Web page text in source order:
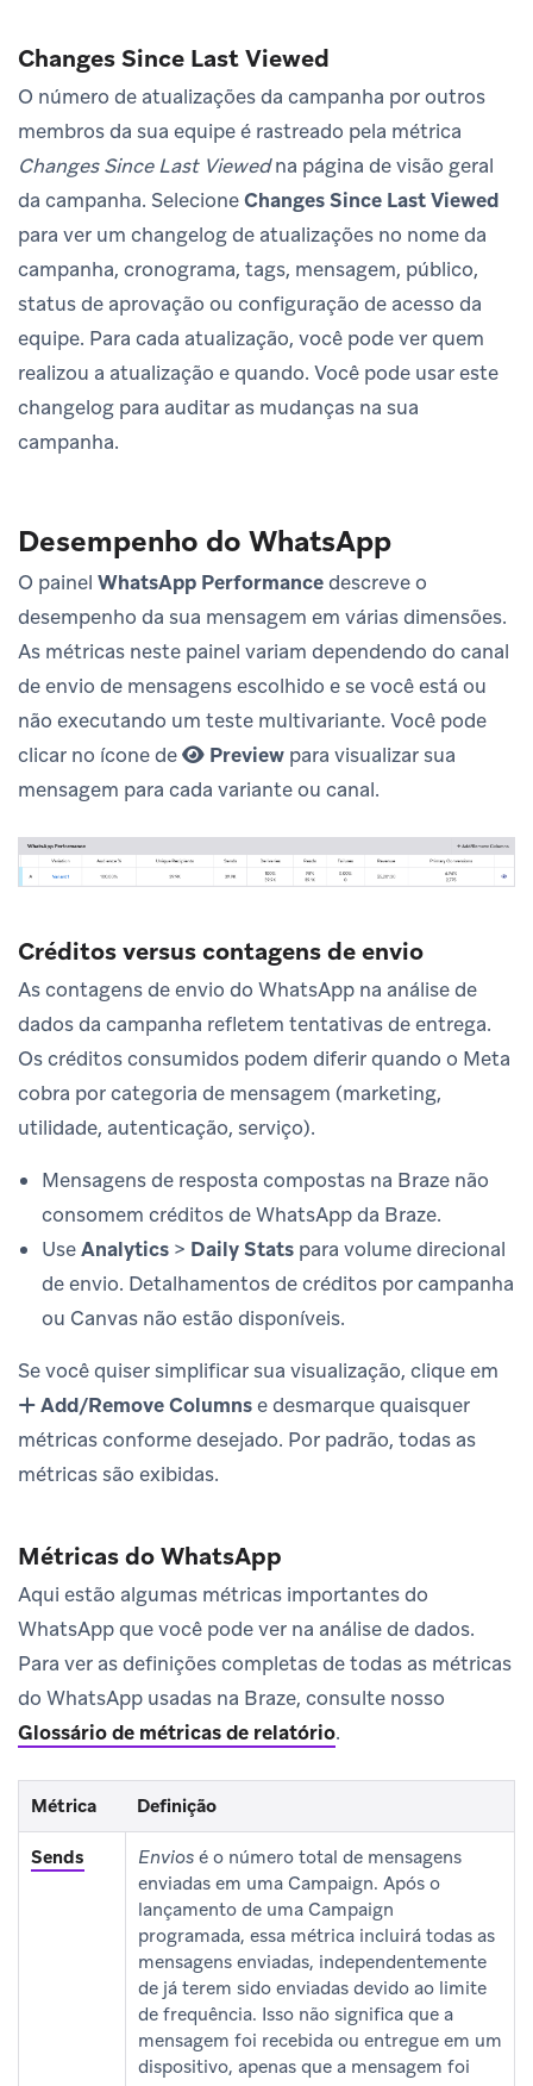
Changes Since Last Viewed
O número de atualizações da campanha por outros
membros da sua equipe é rastreado pela métrica
Changes Since Last Viewedna página de visão geral
da campanha. SelecioneChanges Since Last Viewed
para ver um changelog de atualizações no nome da
campanha, cronograma, tags, mensagem, público,
status de aprovação ou configuração de acesso da
equipe. Para cada atualização, você pode ver quem
realizou a atualização e quando. Você pode usar este
changelog para auditar as mudanças na sua
campanha.
Desempenho do WhatsApp
O painel WhatsApp Performancedescreve o
desempenho da sua mensagem em várias dimensões.
As métricas neste painel variam dependendo do canal
de envio de mensagens escolhido e se você está ou
não executando um teste multivariante. Você pode
clicar no ícone de
Preview para visualizar sua
mensagem para cada variante ou canal.
Créditos versus contagens de envio
As contagens de envio do WhatsApp na análise de
dados da campanha refletem tentativas de entrega.
Os créditos consumidos podem diferir quando o Meta
cobra por categoria de mensagem (marketing,
utilidade, autenticação, serviço).
Mensagens de resposta compostas na Braze não
consomem créditos de WhatsApp da Braze.
UseAnalytics > Daily Stats para volume direcional
de envio. Detalhamentos de créditos por campanha
ou Canvas não estão disponíveis.
Se você quiser simplificar sua visualização, clique em
Add/Remove Columnse desmarque quaisquer
métricas conforme desejado. Por padrão, todas as
métricas são exibidas.
Métricas do WhatsApp
Aqui estão algumas métricas importantes do
WhatsApp que você pode ver na análise de dados.
Para ver as definições completas de todas as métricas
do WhatsApp usadas na Braze, consulte nosso
Glossário de métricas de relatório.
Métricas de desempenho do WhatsApp
Métrica Definição
Sends Envios é o número total de mensagens
enviadas em uma Campaign. Após o
lançamento de uma Campaign
programada, essa métrica incluirá todas as
mensagens enviadas, independentemente
de já terem sido enviadas devido ao limite
de frequência. Isso não significa que a
mensagem foi recebida ou entregue em um
dispositivo, apenas que a mensagem foi